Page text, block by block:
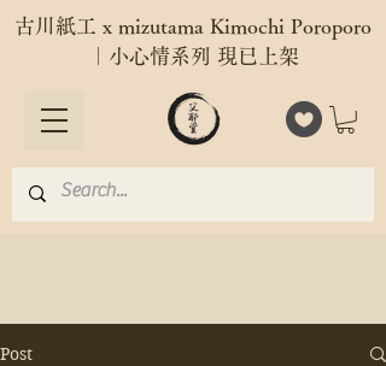
古川紙工 x mizutama Kimochi Poroporo
｜小心情系列 現已上架
Post